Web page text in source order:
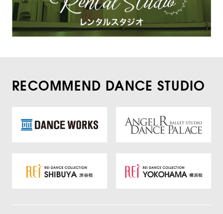
RECOMMEND DANCE STUDIO